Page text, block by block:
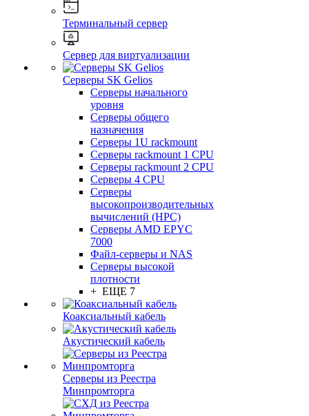
Терминальный сервер
Сервер для виртуализации
Серверы SK Gelios
Серверы начального
уровня
Серверы общего
назначения
Серверы 1U rackmount
Серверы rackmount 1 CPU
Серверы rackmount 2 CPU
Серверы 4 CPU
Серверы
высокопроизводительных
вычислений (HPC)
Серверы AMD EPYC
7000
Файл-серверы и NAS
Серверы высокой
плотности
+ ЕЩЕ 7
Коаксиальный кабель
Акустический кабель
Серверы из Реестра
Минпромторга